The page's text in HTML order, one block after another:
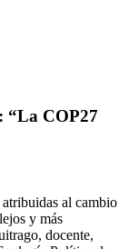
“La COP27
al cambio
y más
docente,